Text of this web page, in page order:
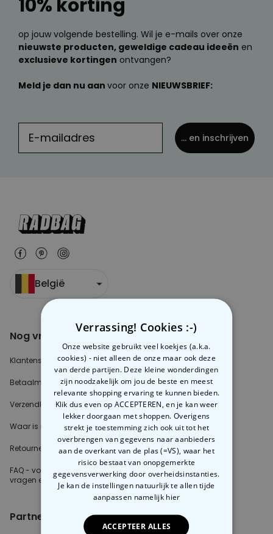
10% korting
op jouw volgende bestelling. Wil je e-mails over onze
nieuwste producten, geweldige cadeau ideeën en
exclusieve kortingen ontvangen?
Meld je dan nu aan voor onze NIEUWSBRIEF:
... en inschrijven
België
Nog vragen?
Klantenservice
Betaalmethoden?
Verzendkosten?
Waar is mijn bestelling?
Retourneren?
FAQ - voor de
meest gestelde
vragen en antwoorden
Over radbag
Ons Team
Blog
Cookie instellingen
Partnerinfo
Verrassing! Cookies :-)
Onze website gebruikt veel koekjes (a.k.a.
cookies) - niet alleen de onze maar ook deze
van derde partijen. Deze kleine wonderdingen
zijn noodzakelijk om jou de beste en meest
relevante shopping ervaring te kunnen bieden.
Klik dus even op ACCEPTEREN, en je kan weer
lekker doorgaan met shoppen. Overigens
strekt je toestemming zich ook uit tot het
overbrengen van gegevens naar aanbieders
aan de overkant van de plas (=VS), waar het
risico bestaat van onopgemerkte
gegevensverwerking door overheidsinstanties.
Je kan de instellingen natuurlijk te allen tijde
aanpassen namelijk hier
ACCEPTEER ALLES